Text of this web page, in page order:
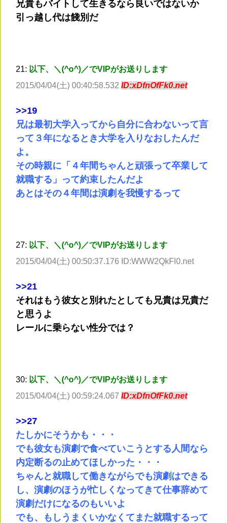
兄貴もバイトして生きるなら良いではないか
引っ越し代は餞別だ
21: 以下、＼(^o^)／でVIPがお送りします
2015/04/04(土) 00:40:58.532 ID:xDfnOfFk0.net
>>19
兄は最初大学入ってから自分に合わないって言
って３年になるとき大学を入りなおしたんだ
よ。
その時親に「４年間ちゃんと頑張って卒業して
就職する」って約束したんだよ
あとはその４年間は演劇を我慢するって
27: 以下、＼(^o^)／でVIPがお送りします
2015/04/04(土) 00:50:37.176 ID:WWW2QkFl0.net
>>21
それはもう彼女と別れたとしても兄貴は兄貴だ
と思うよ
レールに乗らない性分では？
30: 以下、＼(^o^)／でVIPがお送りします
2015/04/04(土) 00:59:24.067 ID:xDfnOfFk0.net
>>27
たしかにそうかも・・・
でも彼女も演劇で食べていこうとする人間なら
内定断るの止めてほしかった・・・
ちゃんと就職して働きながらでも演劇はできる
し、演劇のほうが忙しくなってきて仕事辞めて
演劇だけになるのもいいよ
でも、もしうまくいかなくてまた就職するって